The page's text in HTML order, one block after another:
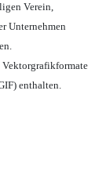
Verein,
Unternehmen
Vektorgrafikformate
enthalten.